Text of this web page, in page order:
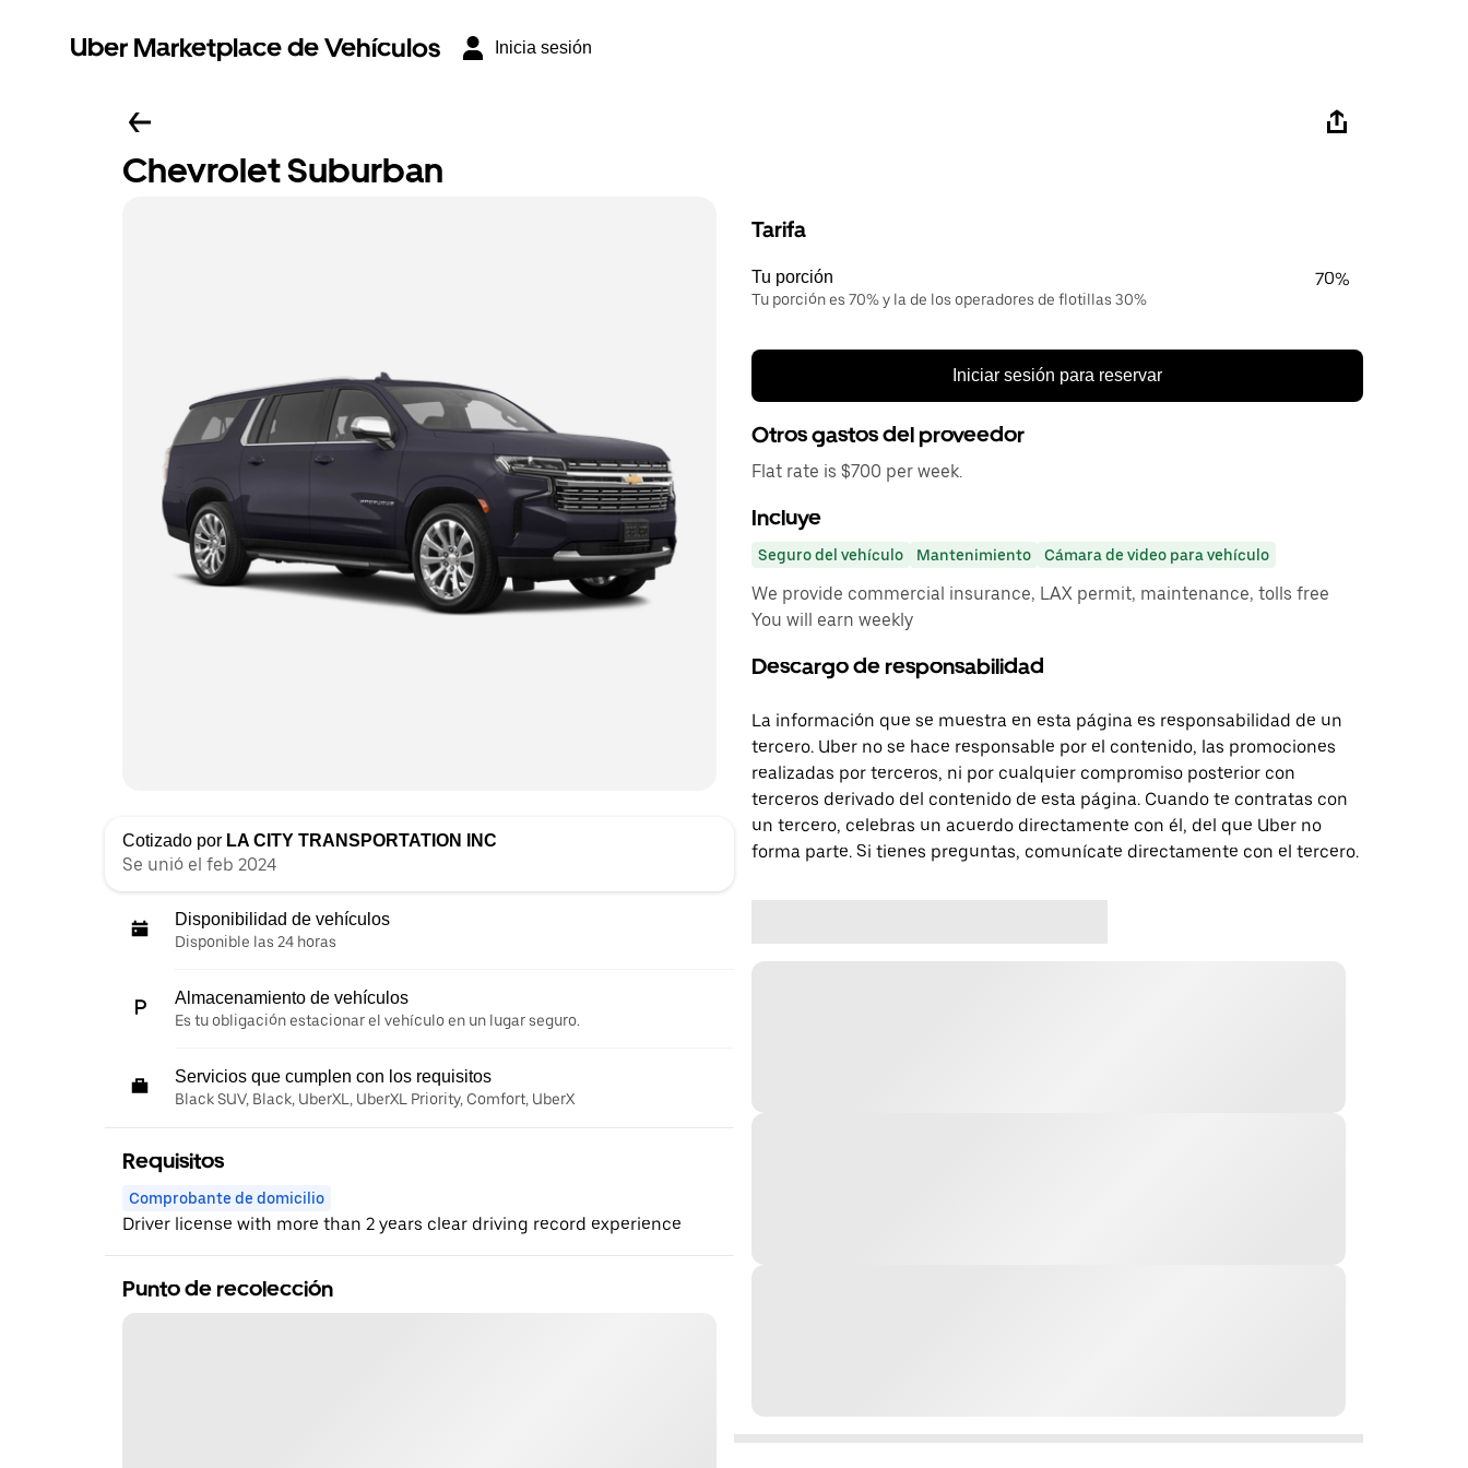
Uber Marketplace de Vehículos Inicia sesión
Chevrolet Suburban
Cotizado por LA CITY TRANSPORTATION INC
Se unió el feb 2024
Disponibilidad de vehículos
Disponible las 24 horas
Almacenamiento de vehículos
Es tu obligación estacionar el vehículo en un lugar seguro.
Servicios que cumplen con los requisitos
Black SUV, Black, UberXL, UberXL Priority, Comfort, UberX
Requisitos
Comprobante de domicilio
Driver license with more than 2 years clear driving record experience
Punto de recolección
Tarifa
Tu porción
Tu porción es 70% y la de los operadores de flotillas 30%
70%
Iniciar sesión para reservar
Otros gastos del proveedor
Flat rate is $700 per week.
Incluye
Seguro del vehículo Mantenimiento Cámara de video para vehículo
We provide commercial insurance, LAX permit, maintenance, tolls free
You will earn weekly
Descargo de responsabilidad
La información que se muestra en esta página es responsabilidad de un
tercero. Uber no se hace responsable por el contenido, las promociones
realizadas por terceros, ni por cualquier compromiso posterior con
terceros derivado del contenido de esta página. Cuando te contratas con
un tercero, celebras un acuerdo directamente con él, del que Uber no
forma parte. Si tienes preguntas, comunícate directamente con el tercero.